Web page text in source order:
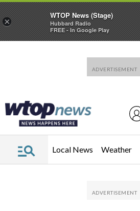
Local News Weather
×
WTOP News (Stage)
Hubbard Radio
FREE - In Google Play